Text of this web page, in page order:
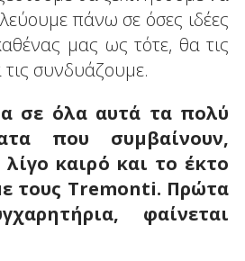
πάνω σε όσες ιδέες
μας ως τότε, θα τις
συνδυάζουμε.
σε όλα αυτά τα πολύ
που συμβαίνουν,
καιρό και το έκτο
τους Tremonti. Πρώτα
φαίνεται